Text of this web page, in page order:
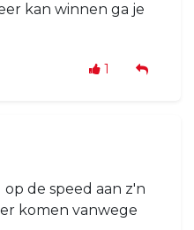
kan winnen ga je
1
op de speed aan z'n
komen vanwege